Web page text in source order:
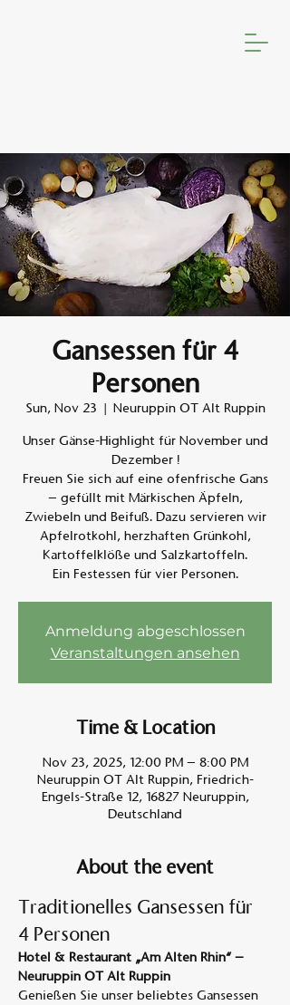
Gansessen für 4
Personen
Sun, Nov 23
  |
Neuruppin OT Alt Ruppin
Unser Gänse-Highlight für November und
Dezember !
Freuen Sie sich auf eine ofenfrische Gans
– gefüllt mit Märkischen Äpfeln,
Zwiebeln und Beifuß. Dazu servieren wir
Apfelrotkohl, herzhaften Grünkohl,
Kartoffelklöße und Salzkartoffeln.
Ein Festessen für vier Personen.
Anmeldung abgeschlossen
Veranstaltungen ansehen
Time & Location
Nov 23, 2025, 12:00 PM – 8:00 PM
Neuruppin OT Alt Ruppin, Friedrich-
Engels-Straße 12, 16827 Neuruppin,
Deutschland
About the event
Traditionelles Gansessen für
4 Personen
Hotel & Restaurant „Am Alten Rhin“ –
Neuruppin OT Alt Ruppin
Genießen Sie unser beliebtes Gansessen